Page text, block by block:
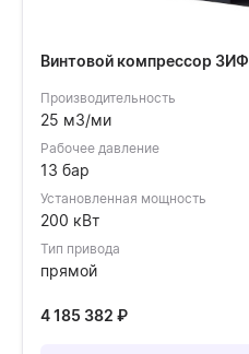
Винтовой компрессор
Производительность
25 м3/ми
Рабочее давление
13 бар
Установленная мощность
200 кВт
Тип привода
прямой
4 185 382 ₽